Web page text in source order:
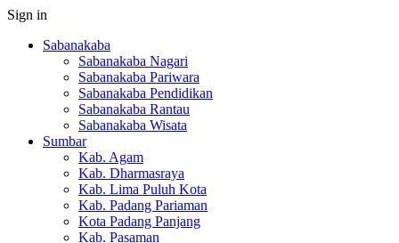
Sign in
Sabanakaba
Sabanakaba Nagari
Sabanakaba Pariwara
Sabanakaba Pendidikan
Sabanakaba Rantau
Sabanakaba Wisata
Sumbar
Kab. Agam
Kab. Dharmasraya
Kab. Lima Puluh Kota
Kab. Padang Pariaman
Kota Padang Panjang
Kab. Pasaman